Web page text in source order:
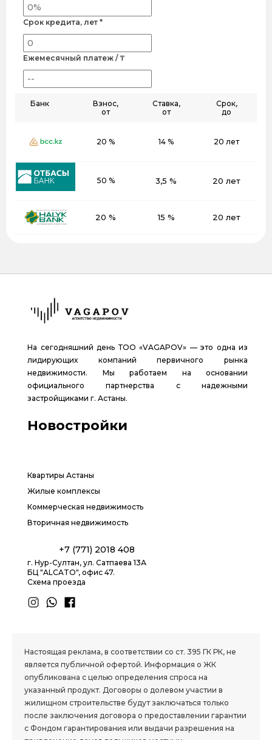
Срок кредита, лет *
Ежемесячный платеж / ₸
Банк
Взнос,
от
Ставка,
от
Срок,
до
20 % 14 % 20 лет
50 % 3,5 % 20 лет
20 % 15 % 20 лет
На сегодняшний день ТОО «VAGAPOV» — это одна из
лидирующих компаний первичного рынка
недвижимости. Мы работаем на основании
официального партнерства с надежными
застройщиками г. Астаны.
Новостройки
Квартиры Астаны
Жилые комплексы
Коммерческая недвижимость
Вторичная недвижимость
+7 (771) 2018 408
г. Нур-Султан, ул. Сатпаева 13А
БЦ "ALCATO", офис 47.
Схема проезда
Настоящая реклама, в соответствии со ст. 395 ГК РК, не
является публичной офертой. Информация о ЖК
опубликована с целью определения спроса на
указанный продукт. Договоры о долевом участии в
жилищном строительстве будут заключаться только
после заключения договора о предоставлении гарантии
с Фондом гарантирования или выдачи разрешения на